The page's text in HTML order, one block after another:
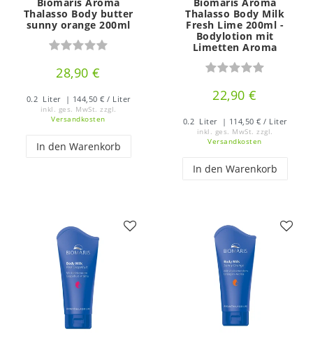
Thalasso Body butter
sunny orange 200ml
28,90 €
0.2 Liter | 144,50 € / Liter
inkl. ges. MwSt. zzgl.
Versandkosten
In den Warenkorb
Thalasso Body Milk
Fresh Lime 200ml -
Bodylotion mit
Limetten Aroma
22,90 €
0.2 Liter | 114,50 € / Liter
inkl. ges. MwSt. zzgl.
Versandkosten
In den Warenkorb